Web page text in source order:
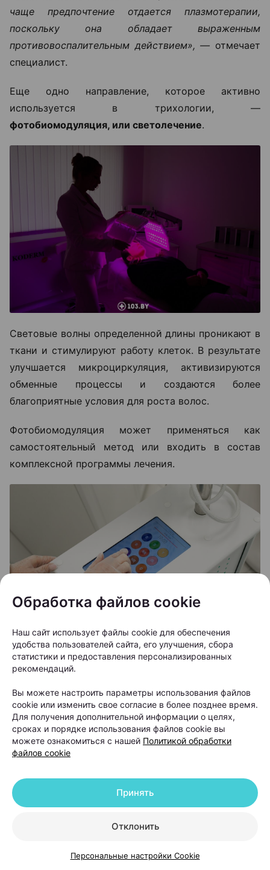
чаще предпочтение отдается плазмотерапии,
поскольку она обладает выраженным
противовоспалительным действием», — отмечает
специалист.
Еще одно направление, которое активно
используется в трихологии, —
фотобиомодуляция, или светолечение.
Световые волны определенной длины проникают в
ткани и стимулируют работу клеток. В результате
улучшается микроциркуляция, активизируются
обменные процессы и создаются более
благоприятные условия для роста волос.
Фотобиомодуляция может применяться как
самостоятельный метод или входить в состав
комплексной программы лечения.
«Светолечение абсолютно безболезненно. Многие
пациенты во время процедуры расслабляются, а
некоторые даже засыпают», — говорит врач.
Конечно, мгновенного результата ждать не стоит.
Рост волос — процесс медленный. Однако первые
несколько недель после начала лечения.
появляется так называемый пушок — новые
более плотными и крепкими. Именно этот признак
Обработка файлов cookie
Наш сайт использует файлы cookie для обеспечения
удобства пользователей сайта, его улучшения, сбора
статистики и предоставления персонализированных
рекомендаций.
Вы можете настроить параметры использования файлов
cookie или изменить свое согласие в более позднее время.
Для получения дополнительной информации о целях,
сроках и порядке использования файлов cookie вы
можете ознакомиться с нашей Политикой обработки
файлов cookie
Отклонить
Принять
Персональные настройки Cookie